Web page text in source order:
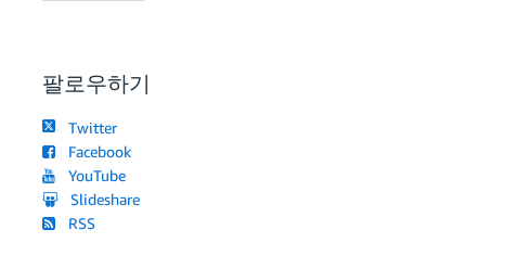
팔로우하기
Twitter
Facebook
YouTube
Slideshare
RSS